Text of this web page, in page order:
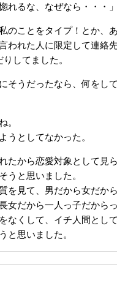
れるな、なぜなら・・・」
のことをタイプ！とか、
われた人に限定して連絡
してました。
そうだったなら、何をし
。
うとしてなかった。
たから恋愛対象として見
うと思いました。
を見て、男だから女だか
女だから一人っ子だから
なくして、イチ人間とし
と思いました。